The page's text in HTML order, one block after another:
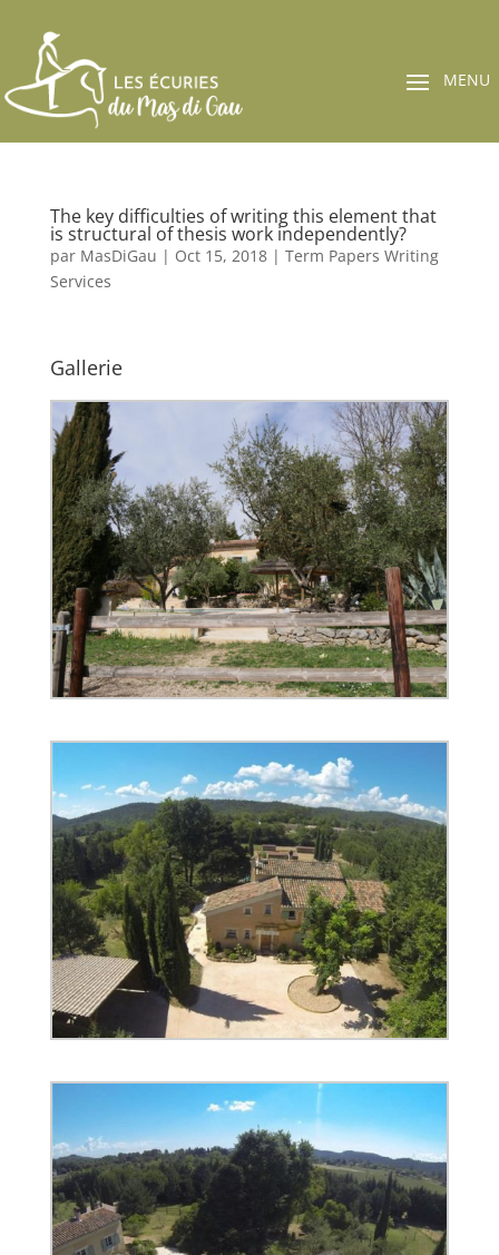
The key difficulties of writing this element that
is structural of thesis work independently?
par MasDiGau | Oct 15, 2018| Term Papers Writing
Services
Gallerie